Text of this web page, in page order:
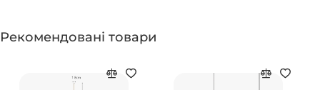
Рекомендовані товари